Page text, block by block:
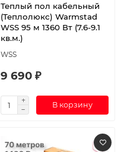
Теплый пол кабельный
(Теплолюкс) Warmstad
WSS 95 м 1360 Вт (7.6-9.1
кв.м.)
WSS
9 690 ₽
В корзину